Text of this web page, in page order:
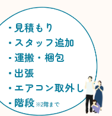
見積もり
スタッフ追加
運搬・梱包
出張
エアコン取外し
階段 ※2階まで